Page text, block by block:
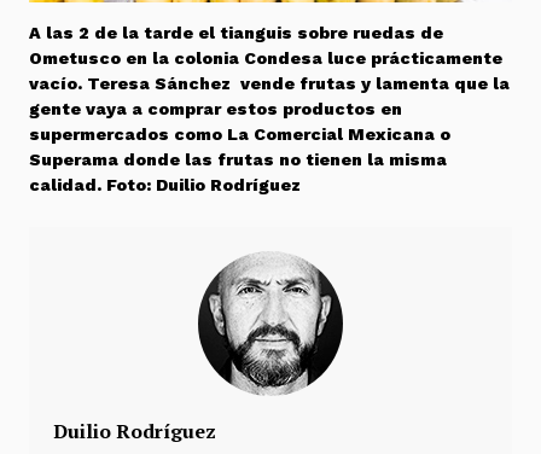
A las 2 de la tarde el tianguis sobre ruedas de
Ometusco en la colonia Condesa luce prácticamente
vacío. Teresa Sánchez vende frutas y lamenta que la
gente vaya a comprar estos productos en
supermercados como La Comercial Mexicana o
Superama donde las frutas no tienen la misma
calidad. Foto: Duilio Rodríguez
Duilio Rodríguez